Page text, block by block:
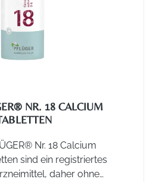
NR. 18 CALCIUM
Nr. 18 Calcium
sind ein registriertes
daher ohne